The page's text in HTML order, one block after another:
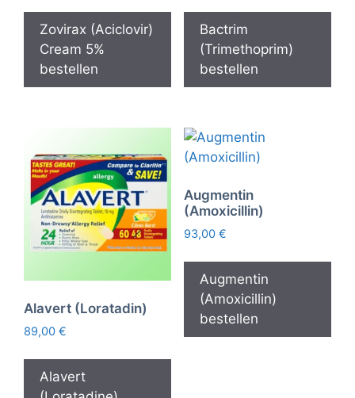
Zovirax (Aciclovir)
Cream 5%
bestellen
Bactrim
(Trimethoprim)
bestellen
Alavert (Loratadin)
89,00 €
Alavert
Augmentin
(Amoxicillin)
93,00 €
Augmentin
(Amoxicillin)
bestellen